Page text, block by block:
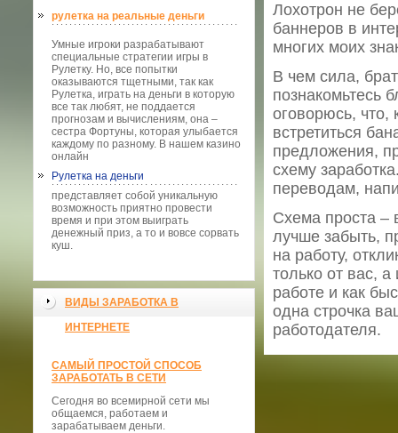
рулетка на реальные деньги
Умные игроки разрабатывают
специальные стратегии игры в
Рулетку. Но, все попытки
оказываются тщетными, так как
Рулетка, играть на деньги в которую
все так любят, не поддается
прогнозам и вычислениям, она –
сестра Фортуны, которая улыбается
каждому по разному. В нашем казино
онлайн
Рулетка на деньги
представляет собой уникальную
возможность приятно провести
время и при этом выиграть
денежный приз, а то и вовсе сорвать
куш.
ВИДЫ ЗАРАБОТКА В
ИНТЕРНЕТЕ
САМЫЙ ПРОСТОЙ СПОСОБ
ЗАРАБОТАТЬ В СЕТИ
Сегодня во всемирной сети мы
общаемся, работаем и
зарабатываем деньги.
Лохотрон не
баннеров в
многих моих
В чем сила,
познакомьтесь
оговорюсь, что,
встретиться
предложения,
схему
переводам,
Схема проста –
лучше забыть,
на работу,
только от вас,
работе и как
одна строчка
работодателя.